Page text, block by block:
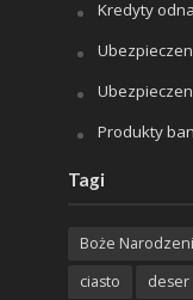
Kredyty
Produkty
Tagi
Boże
ciasto
deser